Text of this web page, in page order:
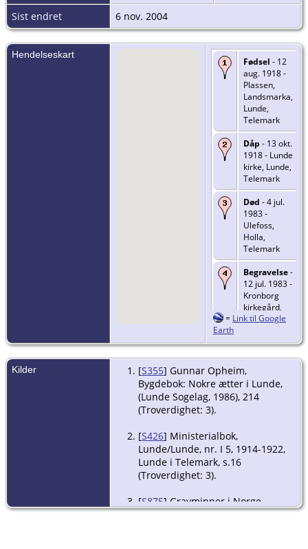
Sist endret
6 nov. 2004
Hendelseskart
Fødsel - 12
aug. 1918 -
Plassen,
Landsmarka,
Lunde,
Telemark
Dåp - 13 okt.
1918 - Lunde
kirke, Lunde,
Telemark
Død - 4 jul.
1983 -
Ulefoss,
Holla,
Telemark
Begravelse-
12 jul. 1983 -
Kronborg
kirkegård,
Ulefoss,
Telemark
= Link til Google
Earth
Kilder [S355] Gunnar Opheim,
Bygdebok: Nokre ætter i Lunde,
(Lunde Sogelag, 1986), 214
(Troverdighet: 3).
[S426] Ministerialbok,
Lunde/Lunde, nr. I 5, 1914-1922,
Lunde i Telemark, s.16
(Troverdighet: 3).
[S875] Gravminner i Norge.